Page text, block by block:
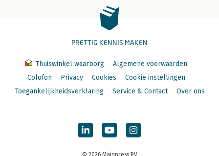
PRETTIG KENNIS MAKEN
Thuiswinkel waarborg
Algemene voorwaarden
Colofon
Privacy Cookies
Cookie instellingen
Toegankelijkheidsverklaring
Service & Contact Over ons
© 2026 Mainpress BV